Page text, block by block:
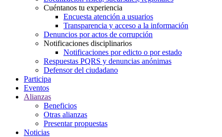
Cuéntanos tu experiencia
Encuesta atención a usuarios
Transparencia y acceso a la información
Denuncios por actos de corrupción
Notificaciones disciplinarios
Notificaciones por edicto o por estado
Respuestas PQRS y denuncias anónimas
Defensor del ciudadano
Participa
Eventos
Alianzas
Beneficios
Otras alianzas
Presentar propuestas
Noticias